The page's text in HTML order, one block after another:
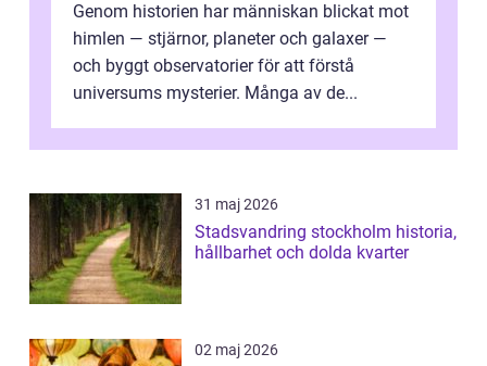
Genom historien har människan blickat mot
himlen — stjärnor, planeter och galaxer —
och byggt observatorier för att förstå
universums mysterier. Många av de...
31 maj 2026
Stadsvandring stockholm historia,
hållbarhet och dolda kvarter
02 maj 2026